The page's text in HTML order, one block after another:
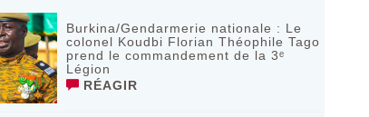
Burkina/Gendarmerie nationale : Le
colonel Koudbi Florian Théophile Tago
prend le commandement de la 3ᵉ
Légion
RÉAGIR